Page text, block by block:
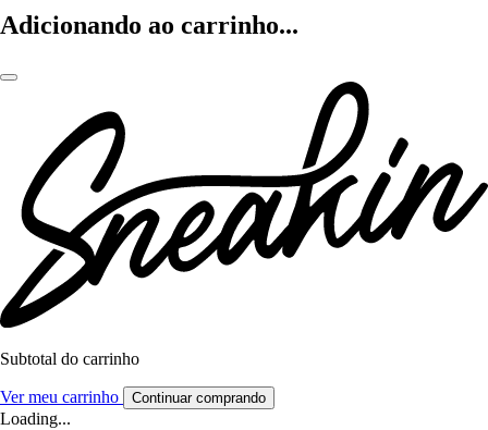
Adicionando ao carrinho...
Subtotal do carrinho
Ver meu carrinho Continuar comprando
Loading...